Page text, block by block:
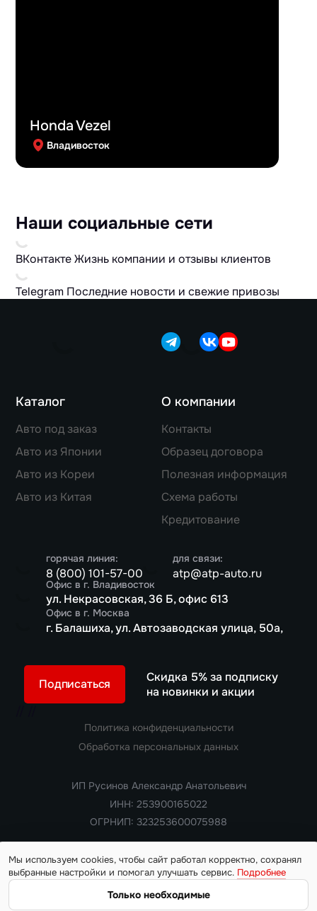
Honda Vezel
Владивосток
Наши социальные сети
ВКонтактеЖизнь компании и отзывы клиентов
Telegram Последние новости и свежие привозы
Каталог
Авто под заказ
Авто из Японии
Авто из Кореи
Авто из Китая
О компании
Контакты
Образец договора
Полезная информация
Схема работы
Кредитование
горячая линия:
8 (800) 101-57-00
для связи:
atp@atp-auto.ru
Офис в г. Владивосток
ул. Некрасовская, 36 Б, офис 613
Офис в г. Москва
г. Балашиха, ул. Автозаводская улица, 50а,
Скидка 5% за подписку
на новинки и акции
Подписаться
Copyright 2018 — 2026. Все права защищены
Информация на сайте носит ознакомительный характер и не
Политика конфиденциальности
Обработка персональных данных
ИП Русинов Александр Анатольевич
ИНН: 253900165022
ОГРНИП: 323253600075988
Мы используем cookies, чтобы сайт работал корректно, сохранял
выбранные настройки и помогал улучшать сервис. Подробнее
Только необходимые